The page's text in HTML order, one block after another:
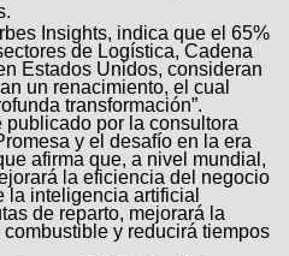
Insights, indica que el 65%
de Logística, Cadena
Estados Unidos, consideran
un renacimiento, el cual
transformación”.
por la consultora
y el desafío en la era
afirma que, a nivel mundial,
la eficiencia del negocio
la inteligencia artificial
de reparto, mejorará la
y reducirá tiempos